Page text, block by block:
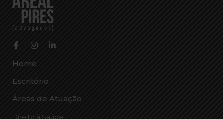
Home
Escritório
Áreas de Atuação
Direito à Saúde